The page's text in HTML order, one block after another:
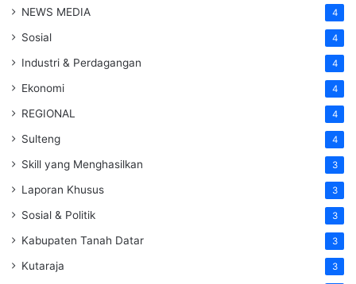
NEWS MEDIA 4
Sosial 4
Industri & Perdagangan 4
Ekonomi 4
REGIONAL 4
Sulteng 4
Skill yang Menghasilkan 3
Laporan Khusus 3
Sosial & Politik 3
Kabupaten Tanah Datar 3
Kutaraja 3